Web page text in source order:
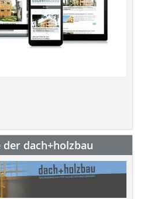
der dach+holzbau